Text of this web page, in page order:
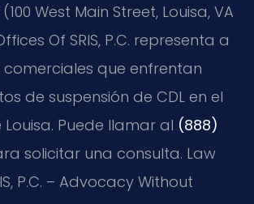
(100 West Main Street, Louisa, VA
Of SRIS, P.C. representa a
que enfrentan
de suspensión de CDL en el
Puede llamar al (888)
solicitar una consulta. Law
P.C. – Advocacy Without